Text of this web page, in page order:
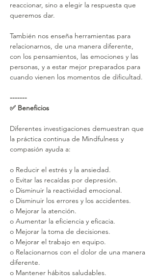
reaccionar, sino a elegir la respuesta que
queremos dar.
También nos enseña herramientas para
relacionarnos, de una manera diferente,
con los pensamientos, las emociones y las
personas, y a estar mejor preparados para
cuando vienen los momentos de dificultad.
-------
✅ Beneficios
Diferentes investigaciones demuestran que
la práctica continua de Mindfulness y
compasión ayuda a:
o Reducir el estrés y la ansiedad.
o Evitar las recaídas por depresión.
o Disminuir la reactividad emocional.
o Disminuir los errores y los accidentes.
o Mejorar la atención.
o Aumentar la eficiencia y eficacia.
o Mejorar la toma de decisiones.
o Mejorar el trabajo en equipo.
o Relacionarnos con el dolor de una manera
diferente.
o Mantener hábitos saludables.